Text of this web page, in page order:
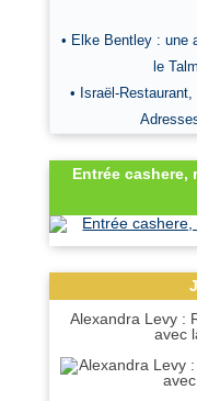
• Elke Bentley : une
le
• Israël-
Entrée cashere,
Alexandra Levy :
avec